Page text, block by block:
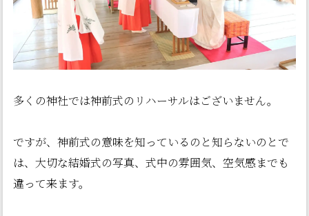
多くの神社では神前式のリハーサルはございません。
ですが、神前式の意味を知っているのと知らないのとで
は、大切な結婚式の写真、式中の雰囲気、空気感までも
違って来ます。